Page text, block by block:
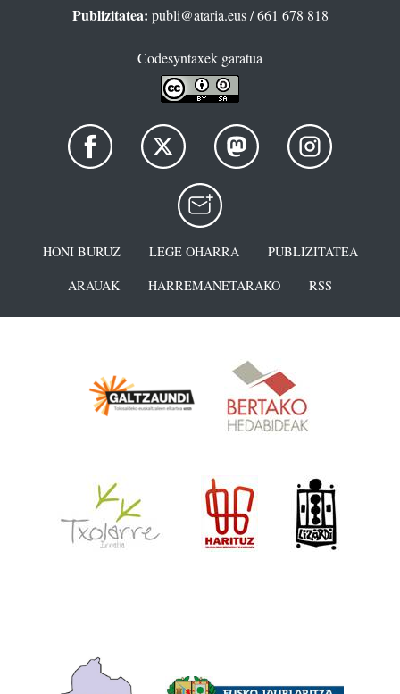
Publizitatea: publi@ataria.eus/ 661 678 818
Codesyntaxek garatua
HONI BURUZ LEGE OHARRA
PUBLIZITATEA
ARAUAK
HARREMANETARAKO RSS